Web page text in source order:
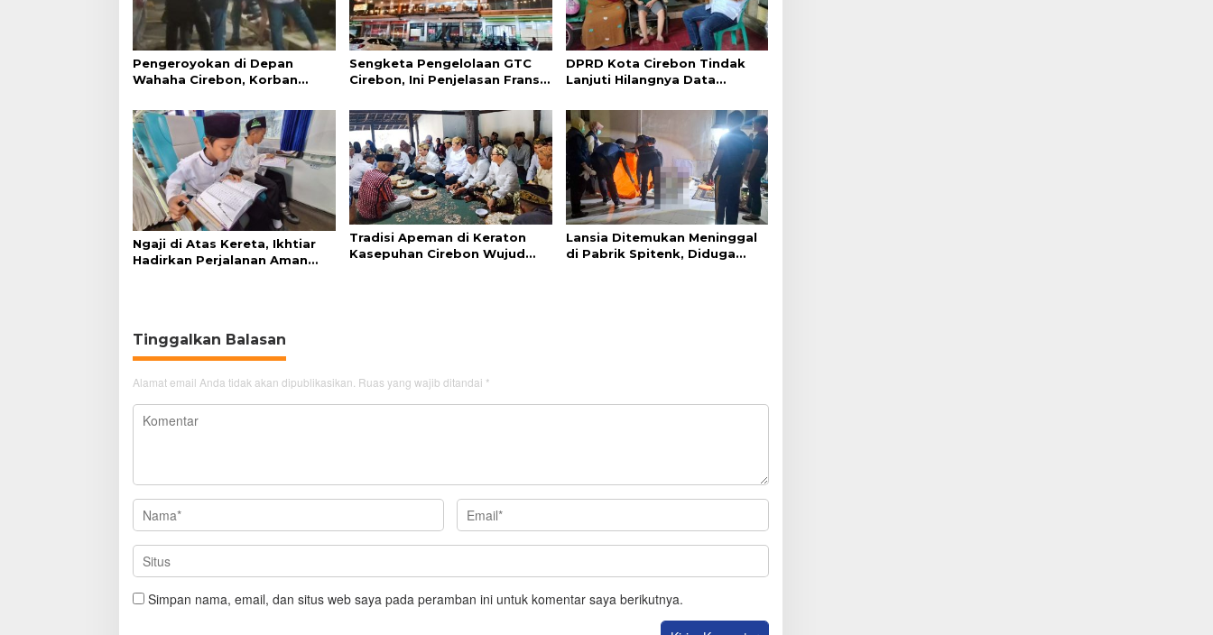
Pengeroyokan di Depan
Wahaha Cirebon, Korban
Sengketa Pengelolaan GTC
Cirebon, Ini Penjelasan Frans
DPRD Kota Cirebon Tindak
Lanjuti Hilangnya Data
Ngaji di Atas Kereta, Ikhtiar
Hadirkan Perjalanan Aman
Tradisi Apeman di Keraton
Kasepuhan Cirebon Wujud
Lansia Ditemukan Meninggal
di Pabrik Spitenk, Diduga
Tinggalkan Balasan
Alamat email Anda tidak akan dipublikasikan. Ruas yang wajib ditandai *
Simpan nama, email, dan situs web saya pada peramban ini untuk komentar saya berikutnya.